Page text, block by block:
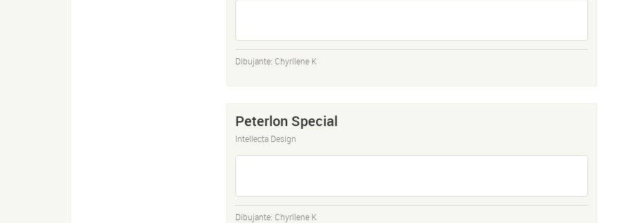
Dibujante: Chyrllene K
Peterlon Special
Intellecta Design
Dibujante: Chyrllene K